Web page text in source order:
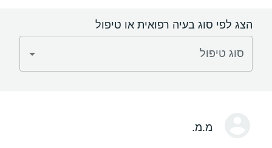
הצג לפי סוג בעיה רפואית או טיפול
סוג טיפול
מ.מ.